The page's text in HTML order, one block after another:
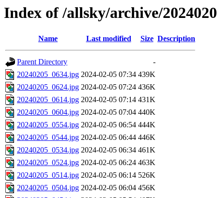
Index of /allsky/archive/
Name Last modified Size Description
Parent Directory
-
20240205_0634.jpg 2024-02-05 07:34 439K
20240205_0624.jpg 2024-02-05 07:24 436K
20240205_0614.jpg 2024-02-05 07:14 431K
20240205_0604.jpg 2024-02-05 07:04 440K
20240205_0554.jpg 2024-02-05 06:54 444K
20240205_0544.jpg 2024-02-05 06:44 446K
20240205_0534.jpg 2024-02-05 06:34 461K
20240205_0524.jpg 2024-02-05 06:24 463K
20240205_0514.jpg 2024-02-05 06:14 526K
20240205_0504.jpg 2024-02-05 06:04 456K